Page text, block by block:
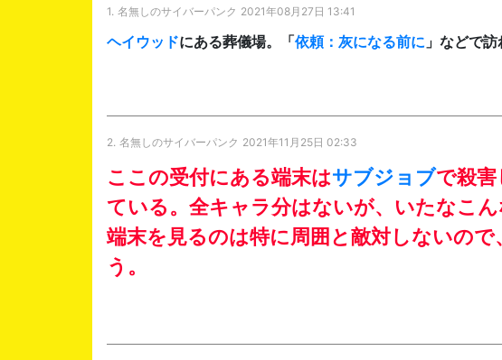
1. 名無しのサイバーパンク 2021年08月27日 13:41
ヘイウッドにある葬儀場。「依頼：灰になる前に 」などで訪
2. 名無しのサイバーパンク 2021年11月25日 02:33
ここの受付にある端末はサブジョブで殺害
ている。全キャラ分はないが、いたなこ
端末を見るのは特に周囲と敵対しないので、
う。